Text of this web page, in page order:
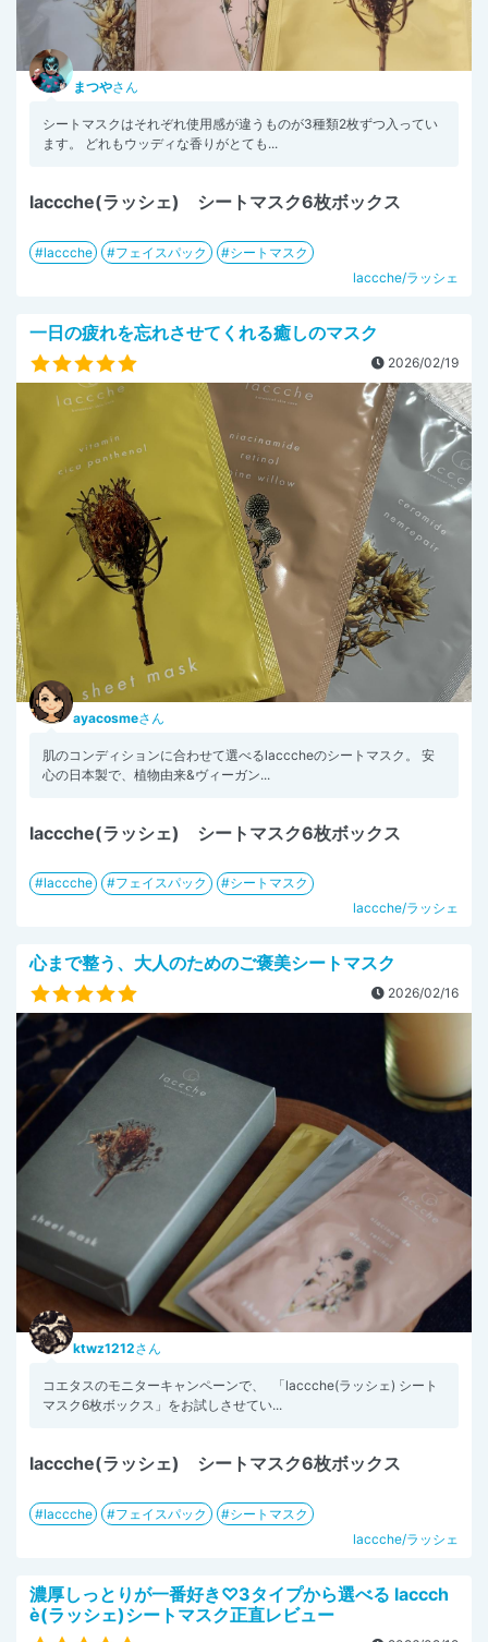
まつやさん
シートマスクはそれぞれ使用感が違うものが3種類2枚ずつ入ってい
ます。 どれもウッディな香りがとても...
laccche(ラッシェ) シートマスク6枚ボックス
laccche フェイスパック
シートマスク
laccche/ラッシェ
一日の疲れを忘れさせてくれる癒しのマスク
2026/02/19
ayacosmeさん
肌のコンディションに合わせて選べるlacccheのシートマスク。 安
心の日本製で、植物由来&ヴィーガン...
laccche(ラッシェ) シートマスク6枚ボックス
laccche フェイスパック
シートマスク
laccche/ラッシェ
心まで整う、大人のためのご褒美シートマスク
2026/02/16
ktwz1212さん
コエタスのモニターキャンペーンで、 「laccche(ラッシェ) シート
マスク6枚ボックス」をお試しさせてい...
laccche(ラッシェ) シートマスク6枚ボックス
laccche フェイスパック
シートマスク
laccche/ラッシェ
濃厚しっとりが一番好き♡3タイプから選べる laccch
è(ラッシェ)シートマスク正直レビュー